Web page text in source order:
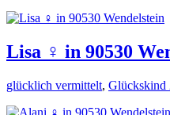
Lisa ♀️ in 90530
glücklich vermittelt, Glückskind